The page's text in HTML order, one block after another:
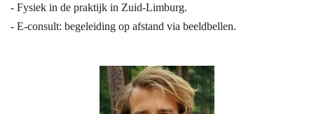
- Fysiek in de praktijk in Zuid-Limburg.
- E-consult: begeleiding op afstand via beeldbellen.